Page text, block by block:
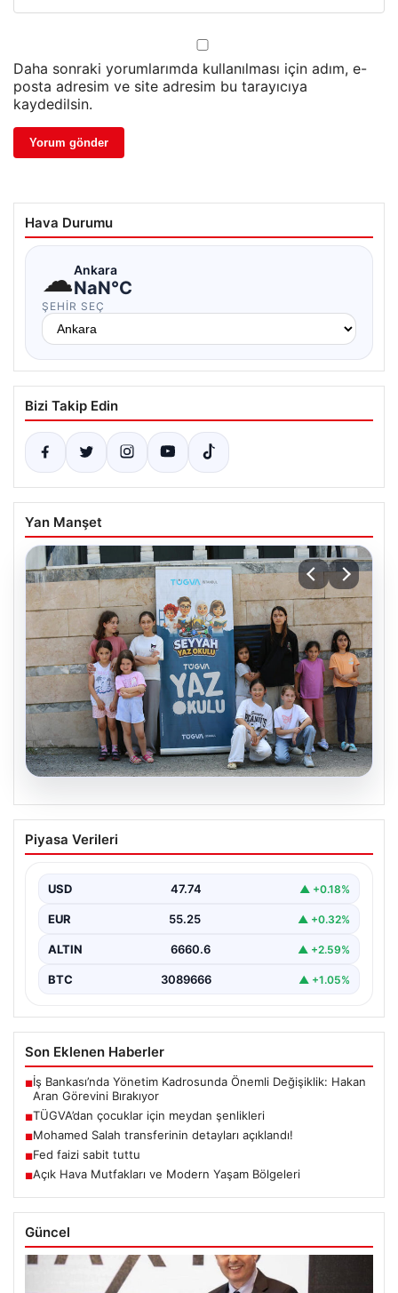
Daha sonraki yorumlarımda kullanılması için adım, e-
posta adresim ve site adresim bu tarayıcıya
kaydedilsin.
Hava Durumu
☁Ankara
NaN°C
ŞEHIR SEÇ
Bizi Takip Edin
Yan Manşet
06.08.2026
TÜGVA’dan çocuklar için meydan
şenlikleri
Piyasa Verileri
USD 47.74 ▲ +0.18%
EUR 55.25 ▲ +0.32%
ALTIN 6660.6 ▲ +2.59%
BTC 3089666 ▲ +1.05%
Son Eklenen Haberler
■İş Bankası’nda Yönetim Kadrosunda Önemli Değişiklik: Hakan
Aran Görevini Bırakıyor
■TÜGVA’dan çocuklar için meydan şenlikleri
■Mohamed Salah transferinin detayları açıklandı!
■Fed faizi sabit tuttu
■Açık Hava Mutfakları ve Modern Yaşam Bölgeleri
Güncel